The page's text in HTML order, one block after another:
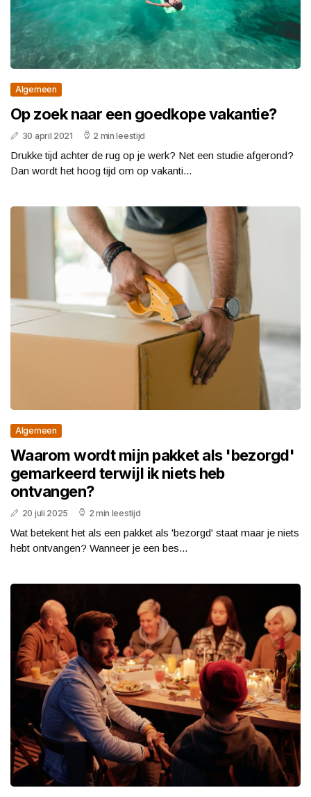
Algemeen
Op zoek naar een goedkope vakantie?
30 april 2021 2 min leestijd
Drukke tijd achter de rug op je werk? Net een studie afgerond?
Dan wordt het hoog tijd om op vakanti...
Algemeen
Waarom wordt mijn pakket als 'bezorgd'
gemarkeerd terwijl ik niets heb
ontvangen?
20 juli 2025 2 min leestijd
Wat betekent het als een pakket als 'bezorgd' staat maar je niets
hebt ontvangen? Wanneer je een bes...